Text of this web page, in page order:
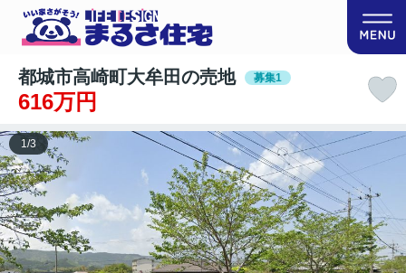
都城市高崎町大牟田の売地 募集1
616万円
1/3